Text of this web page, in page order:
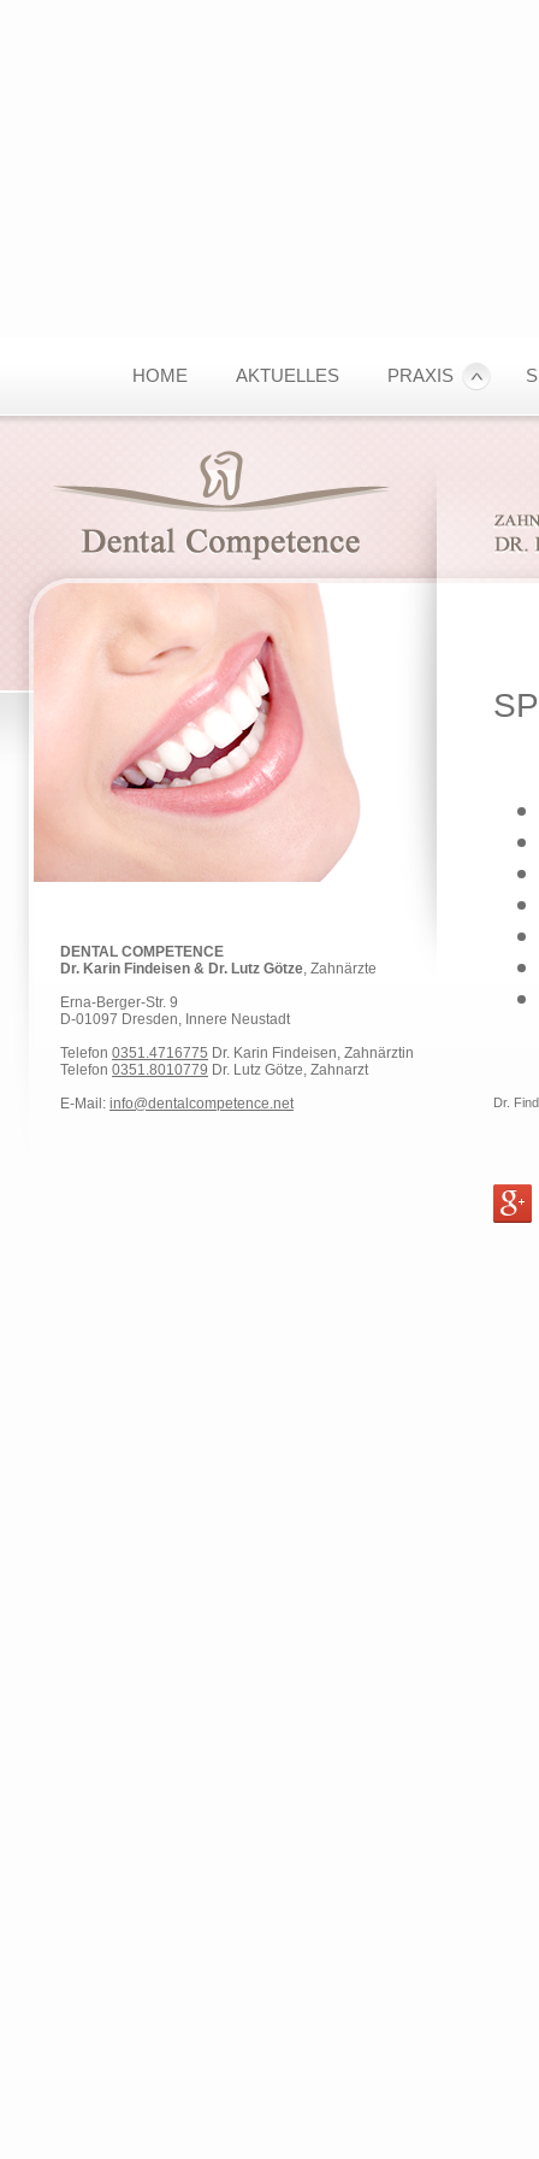
HOME AKTUELLES PRAXIS
DENTAL COMPETENCE
Dr. Karin Findeisen & Dr. Lutz Götze, Zahnärzte
Erna-Berger-Str. 9
D-01097 Dresden, Innere Neustadt
Telefon 0351.4716775 Dr. Karin Findeisen, Zahnärztin
Telefon 0351.8010779 Dr. Lutz Götze, Zahnarzt
E-Mail: info@dentalcompetence.net Dr.